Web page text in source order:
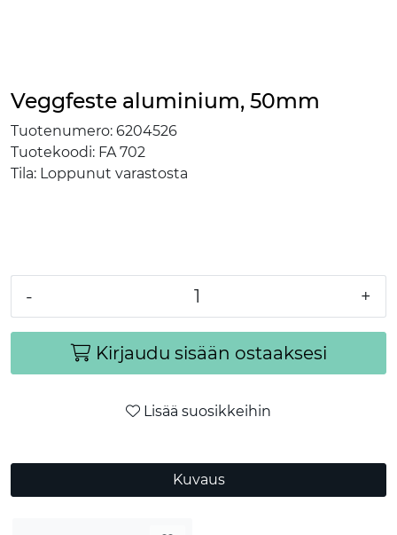
Veggfeste aluminium, 50mm
Tuotenumero: 6204526
Tuotekoodi: FA 702
Tila: Loppunut varastosta
- +
Kirjaudu sisään ostaaksesi
Lisää suosikkeihin
Kuvaus